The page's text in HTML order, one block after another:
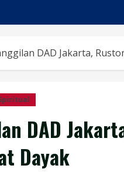
DAD Jakarta,
DAD
Dayak